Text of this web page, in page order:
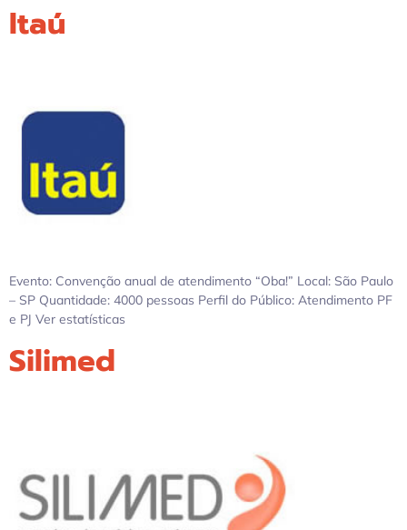
Itaú
Evento: Convenção anual de atendimento “Oba!” Local: São Paulo
– SP Quantidade: 4000 pessoas Perfil do Público: Atendimento PF
e PJ Ver estatísticas
Silimed